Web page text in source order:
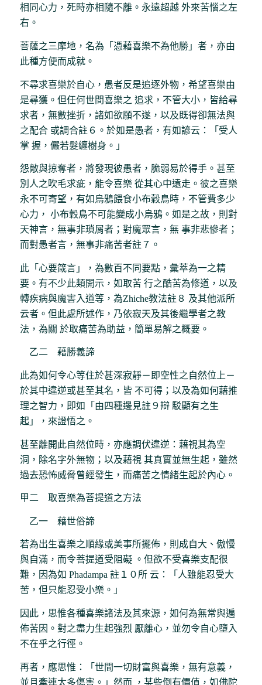
相同心力，死時亦相隨不離。永遠超越 外來苦惱之左
右。
菩薩之三摩地，名為「憑藉喜樂不為他勝」者，亦由
此種方便而成就。
不尋求喜樂於自心，愚者反是追逐外物，希望喜樂由
是尋獲。但任何世間喜樂之 追求，不管大小，皆給尋
求者，無數挫折，諸如欲願不遂，以及既得卻無法與
之配合 或調合註６。於如是愚者，有如諺云：「受人
掌 握，儼若髮纏樹身。」
怨敵與掠奪者，將發現彼愚者，脆弱易於得手。甚至
別人之吹毛求疵，能令喜樂 從其心中遠走。彼之喜樂
永不可寄望，有如烏鴉餵食小布穀鳥時，不管費多少
心力， 小布穀鳥不可能變成小烏鴉。如是之故，則對
天神言，無事非瑣屑者；對魔眾言，無 事非悲慘者；
而對愚者言，無事非痛苦者註７。
此「心要箴言」，為數百不同要點，彙萃為一之精
要。有不少此類開示，如取苦 行之酷苦為修道，以及
轉疾病與魔害入道等，為Zhiche教法註８ 及其他派所
云者。但此處所述作，乃依寂天及其後繼學者之教
法，為關 於取痛苦為助益，簡單易解之概要。
乙二 藉勝義諦
此為如何令心等住於甚深寂靜－即空性之自然位上－
於其中違逆或甚至其名，皆 不可得；以及為如何藉推
理之智力，即如「由四種邊見註９辯 駁顯有之生
起」，來證悟之。
甚至離開此自然位時，亦應調伏違逆：藉視其為空
洞，除名字外無物；以及藉視 其真實並無生起，雖然
過去恐怖威脅曾經發生，而痛苦之情緒生起於內心。
甲二 取喜樂為菩提道之方法
乙一 藉世俗諦
若為出生喜樂之順緣或美事所擺佈，則成自大、傲慢
與自滿，而令菩提道受阻礙 。但欲不受喜樂支配很
難，因為如 Phadampa 註１０所 云：「人雖能忍受大
苦，但只能忍受小樂。」
因此，思惟各種喜樂諸法及其來源，如何為無常與遍
佈苦因。對之盡力生起強烈 厭離心，並勿令自心墮入
不在乎之行徑。
再者，應思惟：「世間一切財富與喜樂，無有意義，
並且牽連太多傷害。」然而 ，某些倒有價值，如佛陀